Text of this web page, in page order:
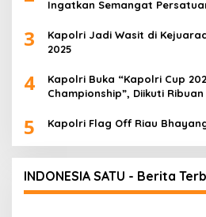
Ingatkan Semangat
3
Kapolri Jadi Wasit di
2025
4
Kapolri Buka “Kapolri Cup
Championship”, Diikuti
5 Kapolri Flag Off Riau
INDONESIA SATU - Berita